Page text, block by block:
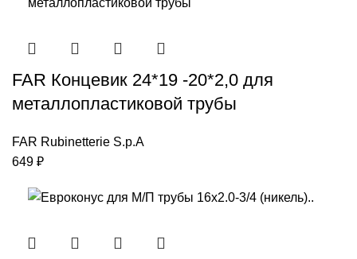
FAR Концевик 24*19 -20*2,0 для
металлопластиковой трубы
FAR Rubinetterie S.p.A
649 ₽